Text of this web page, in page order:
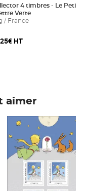
panier
4 timbres - Le Petit
Verte
/ France
HT
aimer
6,25€ HT